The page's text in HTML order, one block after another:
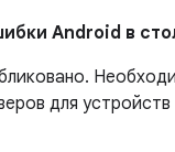
Android в
для